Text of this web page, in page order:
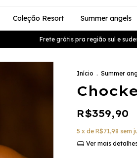
Coleção Resort Summer angels
Frete grátis pra região sul e sudeste
Início . Summer
R$359,90
5 x de R$71,98 sem
Ver mais